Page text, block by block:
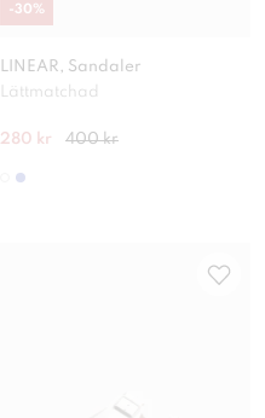
LINEAR, Sandaler
Lättmatchad
280 kr 400 kr
-30%